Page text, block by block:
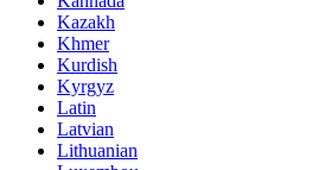
Kazakh
Khmer
Kurdish
Kyrgyz
Latin
Latvian
Lithuanian